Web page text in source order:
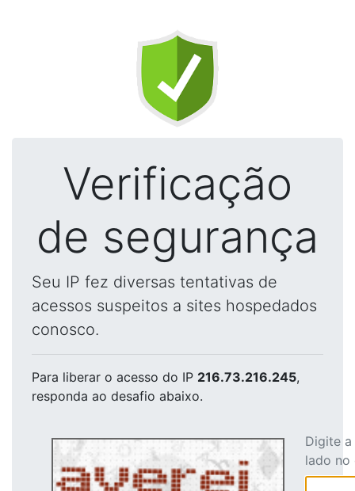
Verificação
de segurança
Seu IP fez diversas tentativas de
acessos suspeitos a sites hospedados
conosco.
Para liberar o acesso do IP 216.73.216.245,
responda ao desafio abaixo.
Digite
lado no